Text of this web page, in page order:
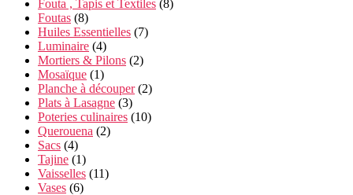
Fouta , Tapis et Textiles (8)
Foutas (8)
Huiles Essentielles (7)
Luminaire (4)
Mortiers & Pilons (2)
Mosaïque (1)
Planche à découper (2)
Plats à Lasagne (3)
Poteries culinaires (10)
Querouena (2)
Sacs (4)
Tajine (1)
Vaisselles (11)
Vases (6)